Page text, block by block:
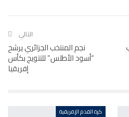
التالي
نجم المنتخب الجزائري يرشح
“أسود الأطلس” للتتويج بكأس
إفريقيا
كرة القدم الإفريقية